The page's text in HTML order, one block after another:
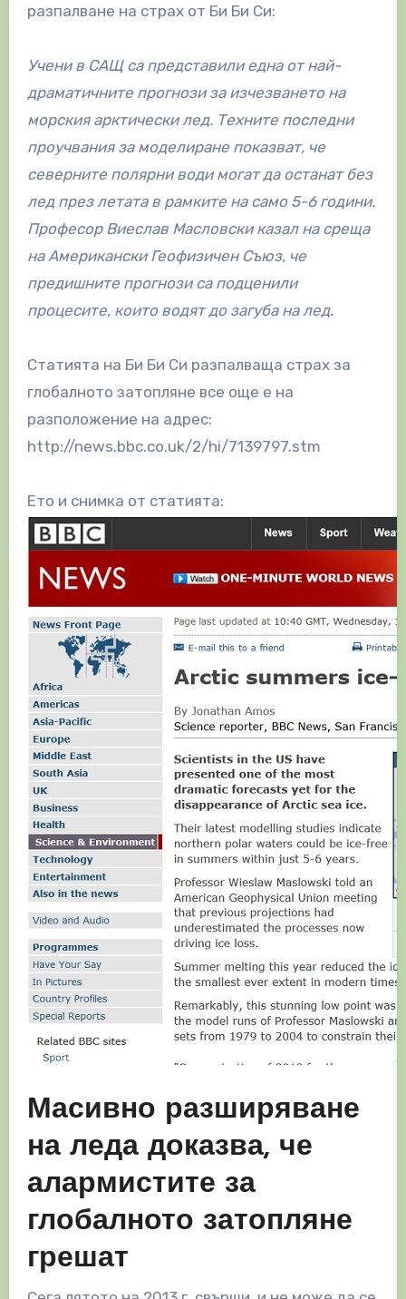
разпалване на страх от Би Би Си:
Учени в САЩ са представили една от най-
драматичните прогнози за изчезването на
морския арктически лед. Техните последни
проучвания за моделиране показват, че
северните полярни води могат да останат без
лед през летата в рамките на само 5-6 години.
Професор Виеслав Масловски казал на среща
на Американски Геофизичен Съюз, че
предишните прогнози са подценили
процесите, които водят до загуба на лед.
Статията на Би Би Си разпалваща страх за
глобалното затопляне все още е на
разположение на адрес:
http://news.bbc.co.uk/2/hi/7139797.stm
Ето и снимка от статията:
Масивно разширяване
на леда доказва, че
алармистите за
глобалното затопляне
грешат